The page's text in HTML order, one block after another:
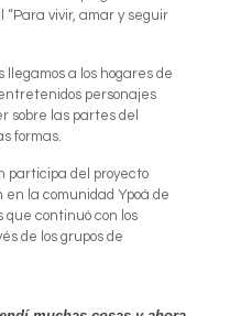
“Para vivir, amar y seguir
a los hogares de
personajes
sobre las partes del
formas.
participa del proyecto
la comunidad Ypoá de
que continuó con los
de los grupos de